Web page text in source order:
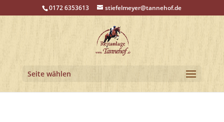
0172 6353613 stiefelmeyer@tannehof.de
Seite wählen